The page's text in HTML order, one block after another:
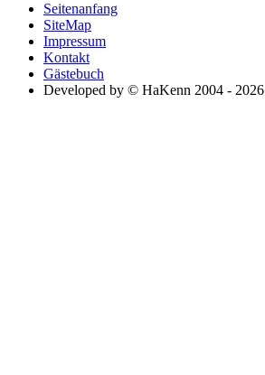
Seitenanfang
SiteMap
Impressum
Kontakt
Gästebuch
Developed by © HaKenn 2004 - 2026